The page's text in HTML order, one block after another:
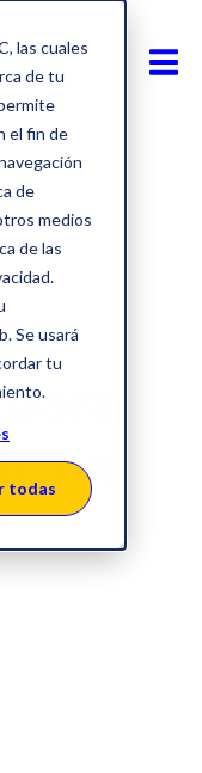
las cuales
de tu
el fin de
de
medios
de las
Se usará
tu
todas